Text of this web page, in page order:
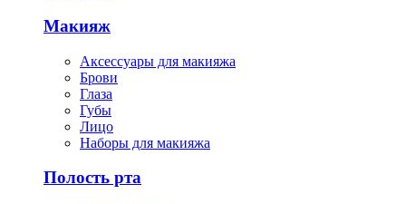
Макияж
Аксессуары для макияжа
Брови
Глаза
Губы
Лицо
Наборы для макияжа
Полость рта